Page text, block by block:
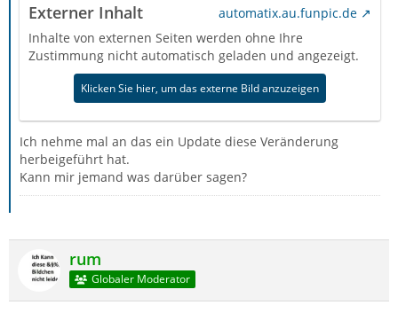
Externer Inhalt
automatix.au.funpic.de
Inhalte von externen Seiten werden ohne Ihre
Zustimmung nicht automatisch geladen und angezeigt.
Klicken Sie hier, um das externe Bild anzuzeigen
Ich nehme mal an das ein Update diese Veränderung
herbeigeführt hat.
Kann mir jemand was darüber sagen?
rum
Globaler Moderator